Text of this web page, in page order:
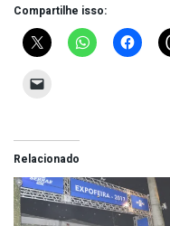
Compartilhe isso:
Relacionado